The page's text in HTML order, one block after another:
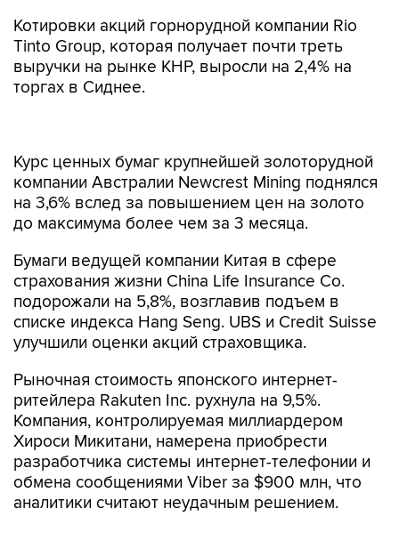
Котировки акций горнорудной компании Rio
Tinto Group, которая получает почти треть
выручки на рынке КНР, выросли на 2,4% на
торгах в Сиднее.
на 3,6% вслед за повышением цен на золото
до максимума более чем за 3 месяца.
Бумаги ведущей компании Китая в сфере
подорожали на 5,8%, возглавив подъем в
списке индекса Hang Seng. UBS и Credit Suisse
улучшили оценки акций страховщика.
Рыночная стоимость японского интернет-
Компания, контролируемая миллиардером
Хироси Микитани, намерена приобрести
разработчика системы интернет-телефонии и
обмена сообщениями Viber за $900 млн, что
аналитики считают неудачным решением.
В Южной Корее активный рост